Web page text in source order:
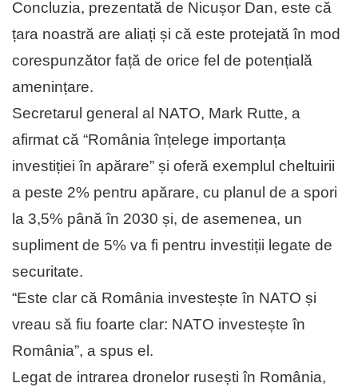
Concluzia, prezentată de Nicușor Dan, este că
țara noastră are aliați și că este protejată în mod
corespunzător față de orice fel de potențială
amenințare.
Secretarul general al NATO, Mark Rutte, a
afirmat că “România înțelege importanța
investiției în apărare” și oferă exemplul cheltuirii
a peste 2% pentru apărare, cu planul de a spori
la 3,5% până în 2030 și, de asemenea, un
supliment de 5% va fi pentru investiții legate de
securitate.
“Este clar că România investește în NATO și
vreau să fiu foarte clar: NATO investește în
România”, a spus el.
Legat de intrarea dronelor rusești în România,